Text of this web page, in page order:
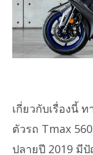
เกี่ยวกับเรื่องนี้ ท
ตัวรถ Tmax
ปลายปี 2019 มี